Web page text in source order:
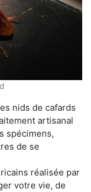
nids de cafards
artisanal
spécimens,
de se
réalisée par
votre vie, de